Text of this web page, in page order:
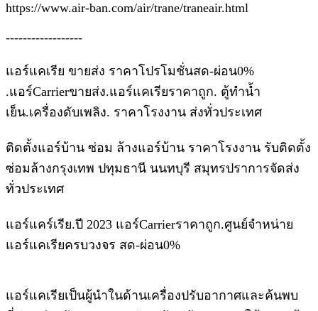
https://www.air-ban.com/air/trane/traneair.html
------------------
แอร์แคเรีย ขายส่ง ราคาโปรโมชั่นสด-ผ่อน0%
.แอร์Carrierขายส่ง.แอร์แคเรียราคาถูก. ตู้ทำน้ำ
เย็น.เครื่องดับเพลิง. ราคาโรงงาน ส่งทั่วประเทศ
ติดตั้งแอร์บ้าน ซ่อม ล้างแอร์บ้าน ราคาโรงงาน รับติดตั้ง
ซ่อมล้างกรุงเทพ ปทุมธานี นนทบุรี สมุทรปราการจัดส่ง
ทั่วประเทศ
แอร์แคร์เรีย.ปี 2023 แอร์Carrierราคาถูก.ศูนย์จำหน่าย
แอร์แคเรียครบวงจร สด-ผ่อน0%
แอร์แคเรียเป็นผู้นำในด้านเครื่องปรับอากาศและค้นพบ